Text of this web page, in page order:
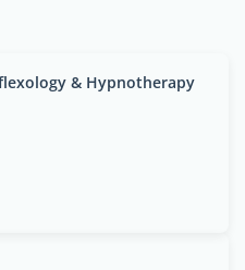
& Hypnotherapy